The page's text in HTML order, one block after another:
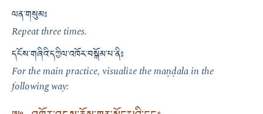
ལན་གསུམ༔
Repeat three times.
དངོས་གཞིའི་དཀྱིལ་འཁོར་བསྒོམ་པ་ནི༔
For the main practice, visualize the maṇḍala in the
following way: